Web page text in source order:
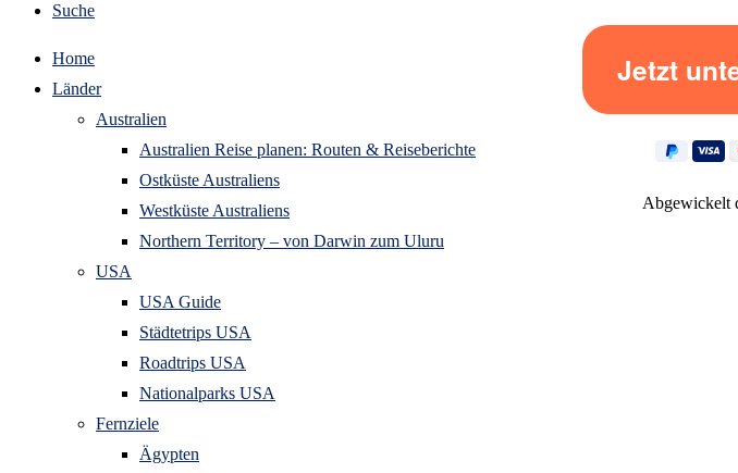
Suche
Home
Länder
Australien
Australien Reise planen: Routen & Reiseberichte
Ostküste Australiens
Westküste Australiens
Northern Territory – von Darwin zum Uluru
USA
USA Guide
Städtetrips USA
Roadtrips USA
Nationalparks USA
Fernziele
Ägypten
Abgewickelt